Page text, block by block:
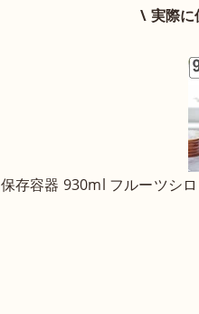
\ 実際に
保存容器 930ml フルーツシ